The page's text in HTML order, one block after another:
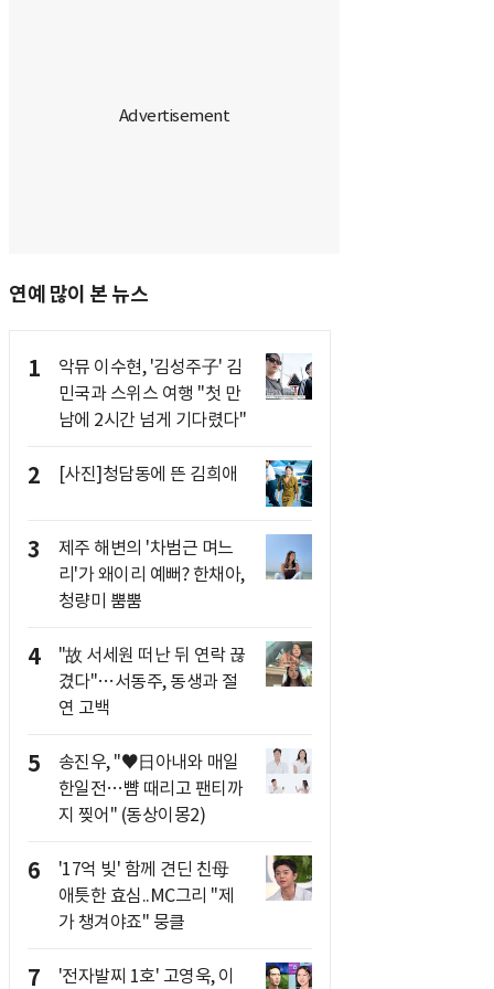
연예 많이 본 뉴스
1
악뮤 이수현, '김성주子' 김
민국과 스위스 여행 "첫 만
남에 2시간 넘게 기다렸다"
2 [사진]청담동에 뜬 김희애
3
제주 해변의 '차범근 며느
리'가 왜이리 예뻐? 한채아,
청량미 뿜뿜
4
"故 서세원 떠난 뒤 연락 끊
겼다"…서동주, 동생과 절
연 고백
5
송진우, "♥日아내와 매일
한일전…뺨 때리고 팬티까
지 찢어" (동상이몽2)
6
'17억 빚' 함께 견딘 친母
애틋한 효심..MC그리 "제
가 챙겨야죠" 뭉클
7 '전자발찌 1호' 고영욱, 이